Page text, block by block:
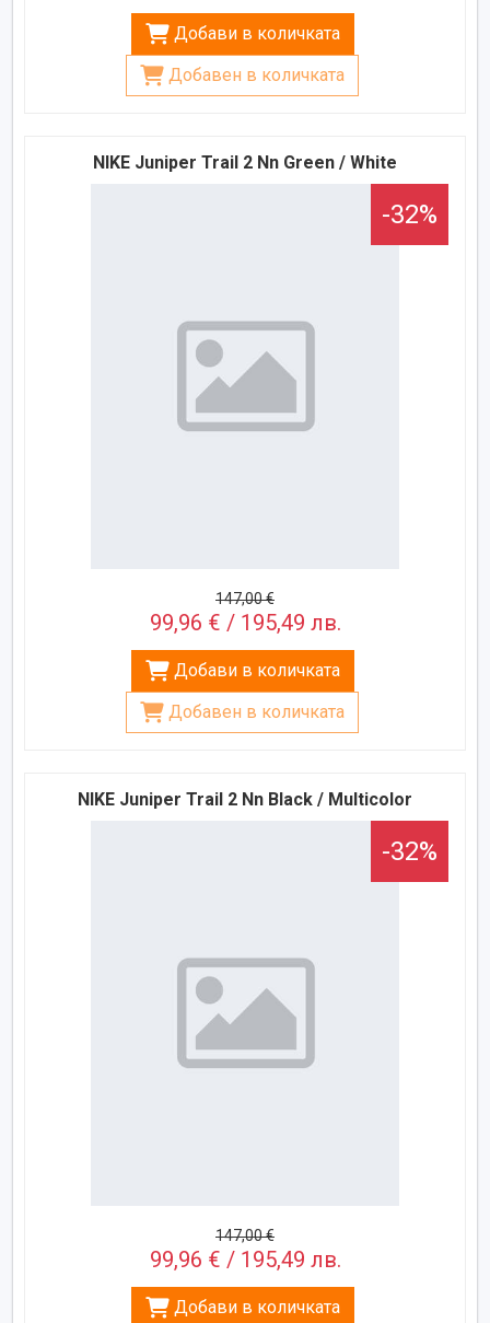
Добави в количката
Добавен в количката
NIKE Juniper Trail 2 Nn Green / White
-32%
147,00 €
99,96 € / 195,49 лв.
Добави в количката
Добавен в количката
NIKE Juniper Trail 2 Nn Black / Multicolor
-32%
147,00 €
99,96 € / 195,49 лв.
Добави в количката